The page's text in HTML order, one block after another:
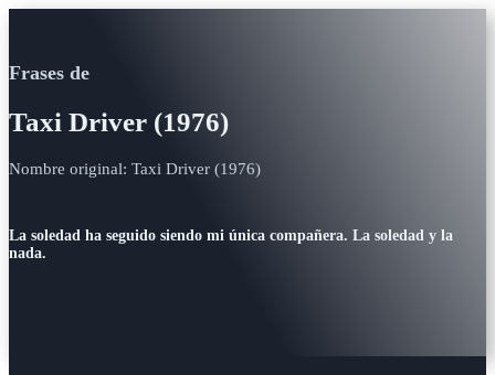
Frases de
Taxi Driver (1976)
Nombre original: Taxi Driver (1976)
La soledad ha seguido siendo mi única compañera. La soledad y la
nada.